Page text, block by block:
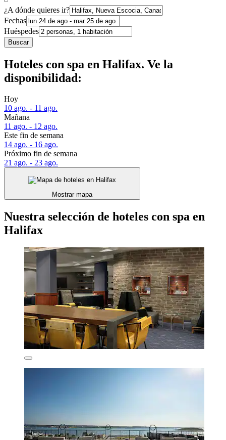
¿A dónde quieres ir?
Fechas
Huéspedes
Buscar
Hoteles con spa en Halifax. Ve la
disponibilidad:
Hoy
10 ago. - 11 ago.
Mañana
11 ago. - 12 ago.
Este fin de semana
14 ago. - 16 ago.
Próximo fin de semana
21 ago. - 23 ago.
Mostrar mapa
Nuestra selección de hoteles con spa en
Halifax